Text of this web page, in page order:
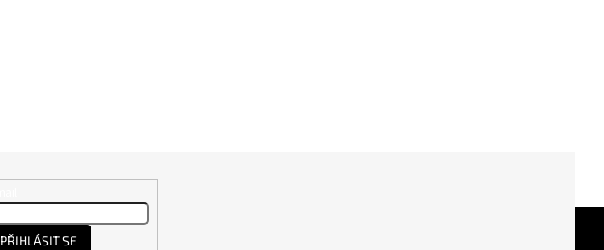
PŘIHLÁSIT SE